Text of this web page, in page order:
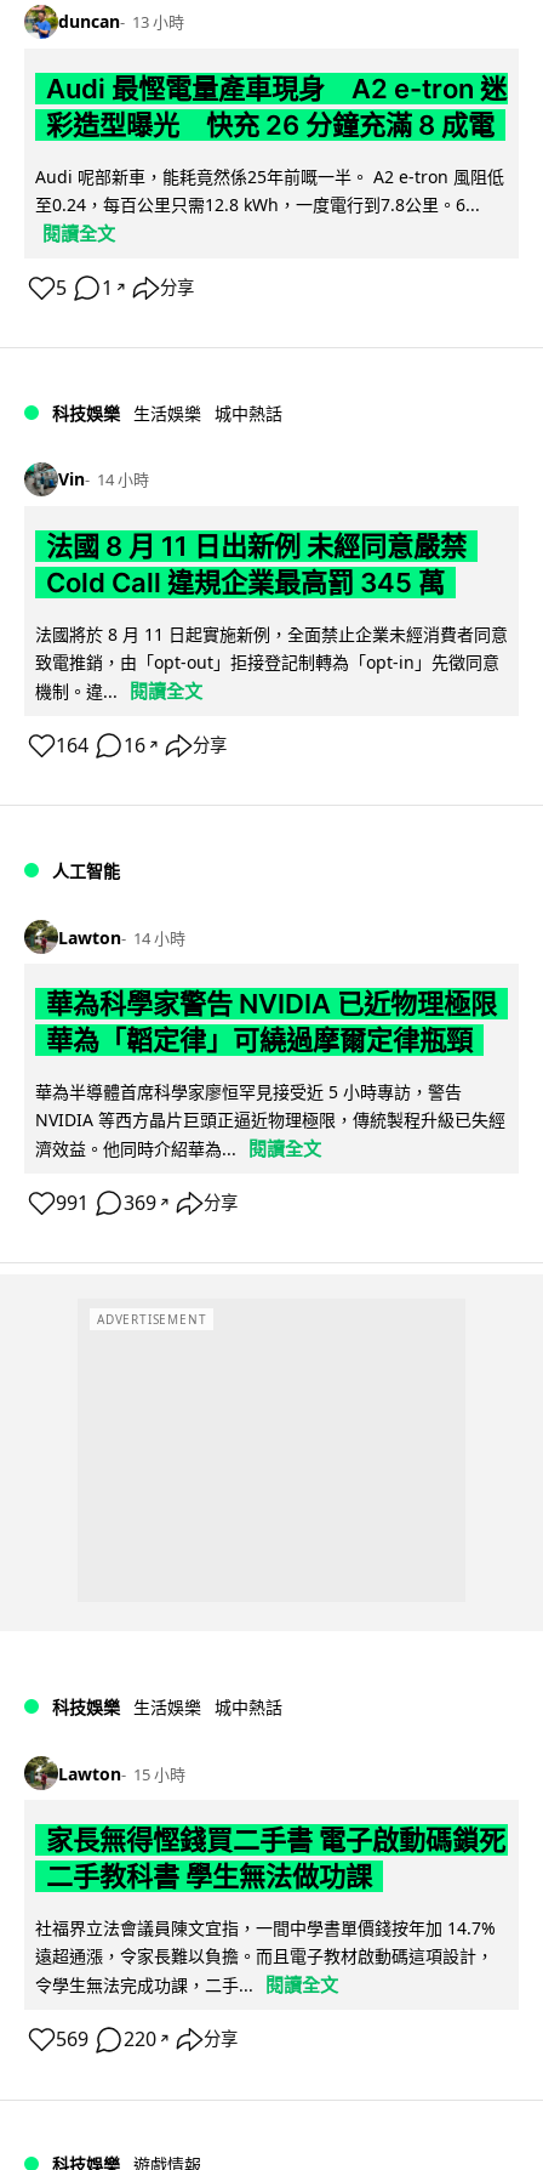
duncan 13 小時
Audi 最慳電量產車現身 A2 e-tron 迷
彩造型曝光 快充 26 分鐘充滿 8 成電
Audi 呢部新車，能耗竟然係25年前嘅一半。 A2 e-tron 風阻低
至0.24，每百公里只需12.8 kWh，一度電行到7.8公里。6...
閱讀全文
5 1 ↗ 分享
科技娛樂 生活娛樂 城中熱話
Vin 14 小時
法國 8 月 11 日出新例 未經同意嚴禁
Cold Call 違規企業最高罰 345 萬
法國將於 8 月 11 日起實施新例，全面禁止企業未經消費者同意
致電推銷，由「opt-out」拒接登記制轉為「opt-in」先徵同意
機制。違...
閱讀全文
164 16 ↗ 分享
人工智能
Lawton 14 小時
華為科學家警告 NVIDIA 已近物理極限
華為「韜定律」可繞過摩爾定律瓶頸
華為半導體首席科學家廖恒罕見接受近 5 小時專訪，警告
NVIDIA 等西方晶片巨頭正逼近物理極限，傳統製程升級已失經
濟效益。他同時介紹華為...
閱讀全文
991 369 ↗ 分享
ADVERTISEMENT
科技娛樂 生活娛樂 城中熱話
Lawton 15 小時
家長無得慳錢買二手書 電子啟動碼鎖死
二手教科書 學生無法做功課
社福界立法會議員陳文宜指，一間中學書單價錢按年加 14.7%
遠超通漲，令家長難以負擔。而且電子教材啟動碼這項設計，
令學生無法完成功課，二手...
閱讀全文
569 220 ↗ 分享
科技娛樂 遊戲情報